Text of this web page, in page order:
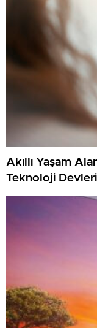
Akıllı Yaşam
Teknoloji